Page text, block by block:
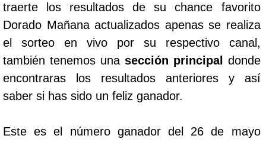
traerte los resultados de su chance favorito
Dorado Mañana actualizados apenas se realiza
el sorteo en vivo por su respectivo canal,
también tenemos una sección principal donde
encontraras los resultados anteriores y así
saber si has sido un feliz ganador.
Este es el número ganador del 26 de mayo